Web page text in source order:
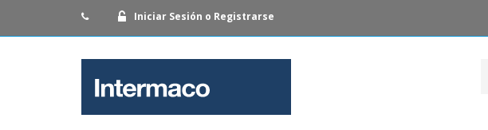
Iniciar Sesión o Registrarse